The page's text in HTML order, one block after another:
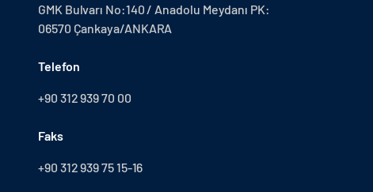
GMK Bulvarı No:140 / Anadolu Meydanı PK:
06570 Çankaya/ANKARA
Telefon
+90 312 939 70 00
Faks
+90 312 939 75 15-16